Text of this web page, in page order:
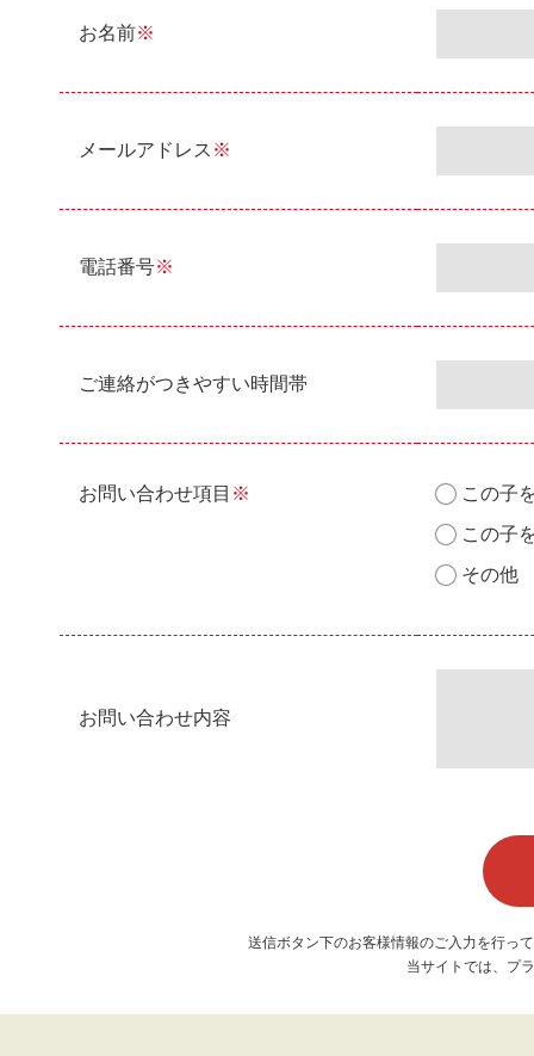
お名前※
メールアドレス ※
電話番号※
ご連絡がつきやすい時間帯
お問い合わせ項目 ※
この子
この子
その他
お問い合わせ内容
送信ボタン下のお客様情報のご入力を行っ
当サイトでは、プ